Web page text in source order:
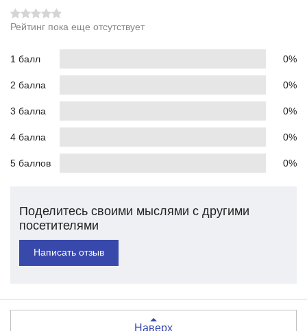
Рейтинг пока еще отсутствует
1 балл 0%
2 балла 0%
3 балла 0%
4 балла 0%
5 баллов 0%
Поделитесь своими мыслями с другими
посетителями
Написать отзыв
Наверх